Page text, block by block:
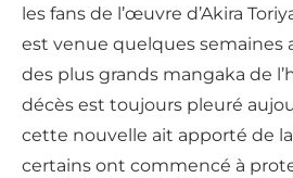
les fans de l’œuvre d’Akira
est venue quelques semaines
des plus grands mangaka de
décès est toujours pleuré
cette nouvelle ait apporté de
certains ont commencé à